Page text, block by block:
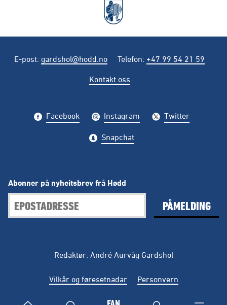
E-post: gardshol@hodd.no Telefon: +47 99 54 21 59
Kontakt oss
Facebook Instagram Twitter
Snapchat
Abonner på nyheitsbrev frå Hødd
PÅMELDING
Redaktør: André Aurvåg Gardshol
Vilkår og føresetnadar Personvern